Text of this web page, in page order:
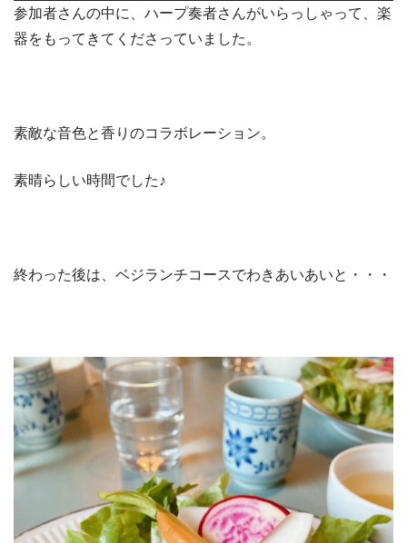
参加者さんの中に、ハープ奏者さんがいらっしゃって、楽
器をもってきてくださっていました。
素敵な音色と香りのコラボレーション。
素晴らしい時間でした♪
終わった後は、ベジランチコースでわきあいあいと・・・